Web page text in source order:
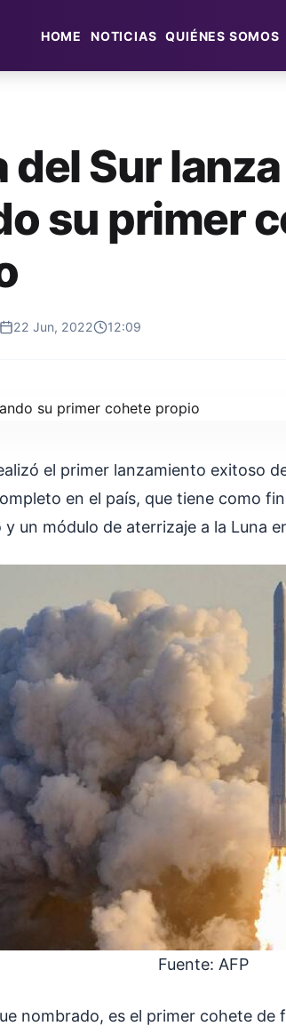
HOME NOTICIAS QUIÉNES SOMOS
del Sur
su primer
22 Jun, 2022 12:09
el primer lanzamiento exitoso
en el país, que tiene como
un módulo de aterrizaje a la Luna
Fuente: AFP
fue nombrado, es el primer cohete